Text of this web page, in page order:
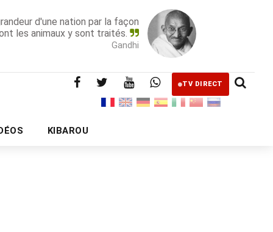
d'une nation par la façon
les animaux y sont traités.
Gandhi
TV DIRECT
KIBAROU